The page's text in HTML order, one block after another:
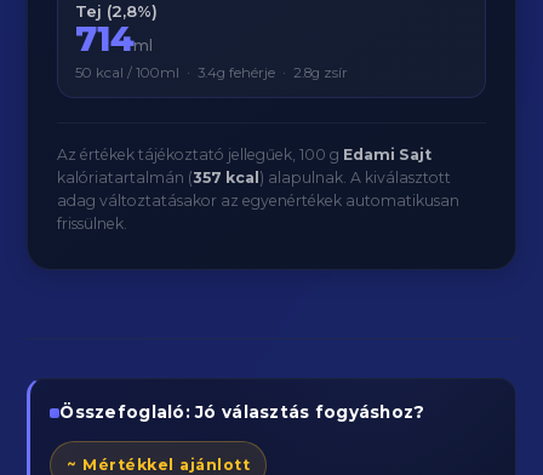
Tej (2,8%)
714ml
50 kcal / 100ml · 3.4g fehérje · 2.8g zsír
Az értékek tájékoztató jellegűek, 100 g Edami Sajt
kalóriatartalmán (357 kcal ) alapulnak. A kiválasztott
adag változtatásakor az egyenértékek automatikusan
frissülnek.
Összefoglaló: Jó választás fogyáshoz?
~ Mértékkel ajánlott